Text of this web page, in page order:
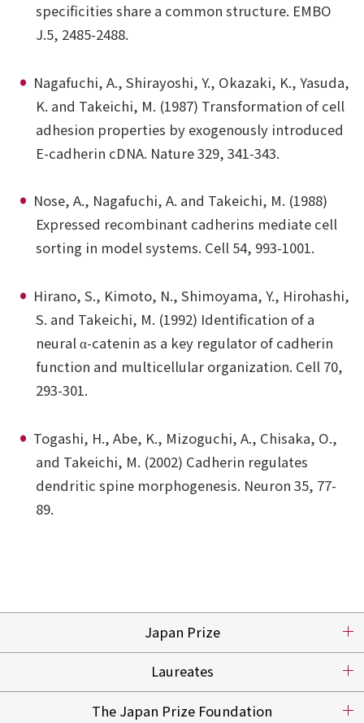
specificities share a common structure. EMBO
J.5, 2485-2488.
Nagafuchi, A., Shirayoshi, Y., Okazaki, K., Yasuda,
K. and Takeichi, M. (1987) Transformation of cell
adhesion properties by exogenously introduced
E-cadherin cDNA. Nature 329, 341-343.
Nose, A., Nagafuchi, A. and Takeichi, M. (1988)
Expressed recombinant cadherins mediate cell
sorting in model systems. Cell 54, 993-1001.
Hirano, S., Kimoto, N., Shimoyama, Y., Hirohashi,
S. and Takeichi, M. (1992) Identification of a
neural α-catenin as a key regulator of cadherin
function and multicellular organization. Cell 70,
293-301.
Togashi, H., Abe, K., Mizoguchi, A., Chisaka, O.,
and Takeichi, M. (2002) Cadherin regulates
dendritic spine morphogenesis. Neuron 35, 77-
89.
Japan Prize
Laureates
The Japan Prize Foundation